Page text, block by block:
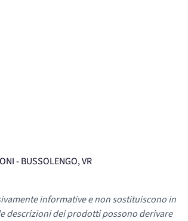
- BUSSOLENGO, VR
informative e non sostituiscono in
descrizioni dei prodotti possono derivare